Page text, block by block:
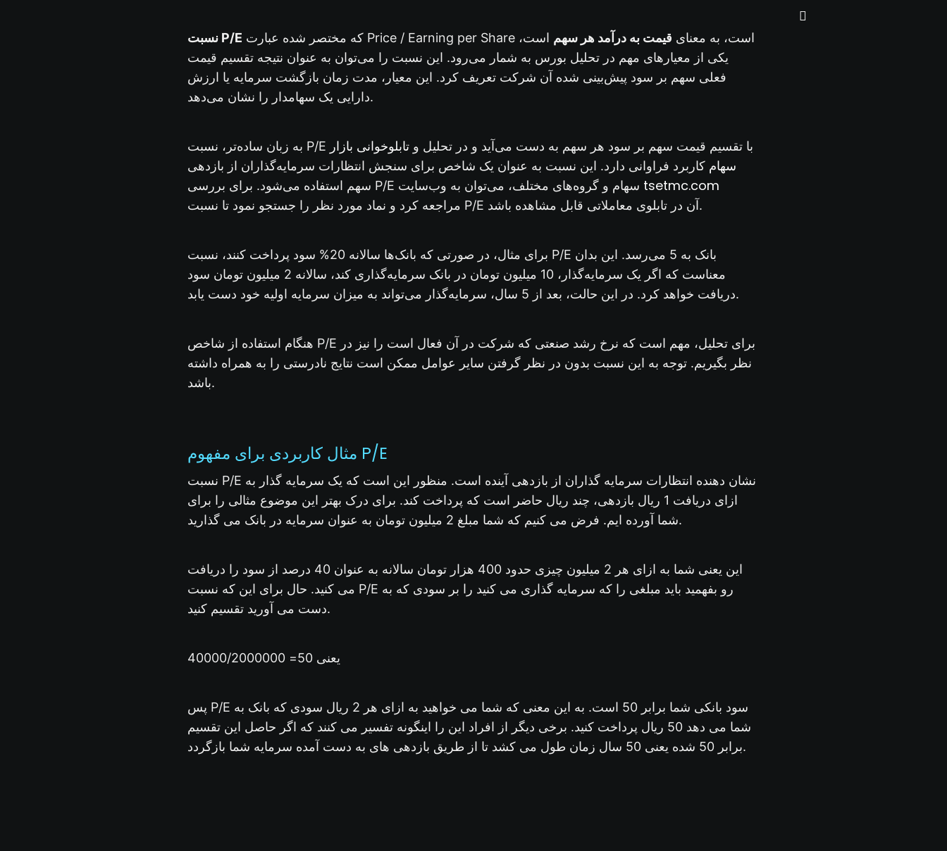
نسبت P/E که مختصر شده عبارت Price / Earning per Share است، به معنای قیمت به درآمد هر سهم است،
یکی از معیارهای مهم در تحلیل بورس به شمار می‌رود. این نسبت را می‌توان به عنوان نتیجه تقسیم قیمت
فعلی سهم بر سود پیش‌بینی شده آن شرکت تعریف کرد. این معیار، مدت زمان بازگشت سرمایه یا ارزش
دارایی یک سهامدار را نشان می‌دهد.
به زبان ساده‌تر، نسبت P/E با تقسیم قیمت سهم بر سود هر سهم به دست می‌آید و در تحلیل و تابلوخوانی بازار
سهام کاربرد فراوانی دارد. این نسبت به عنوان یک شاخص برای سنجش انتظارات سرمایه‌گذاران از بازدهی
سهم استفاده می‌شود. برای بررسی P/E سهام و گروه‌های مختلف، می‌توان به وب‌سایت tsetmc.com
مراجعه کرد و نماد مورد نظر را جستجو نمود تا نسبت P/E آن در تابلوی معاملاتی قابل مشاهده باشد.
برای مثال، در صورتی که بانک‌ها سالانه 20% سود پرداخت کنند، نسبت P/E بانک به 5 می‌رسد. این بدان
معناست که اگر یک سرمایه‌گذار، 10 میلیون تومان در بانک سرمایه‌گذاری کند، سالانه 2 میلیون تومان سود
دریافت خواهد کرد. در این حالت، بعد از 5 سال، سرمایه‌گذار می‌تواند به میزان سرمایه اولیه خود دست یابد.
هنگام استفاده از شاخص P/E برای تحلیل، مهم است که نرخ رشد صنعتی که شرکت در آن فعال است را نیز در
نظر بگیریم. توجه به این نسبت بدون در نظر گرفتن سایر عوامل ممکن است نتایج نادرستی را به همراه داشته
باشد.
مثال کاربردی برای مفهوم P/E
نسبت P/E نشان دهنده انتظارات سرمایه گذاران از بازدهی آینده است. منظور این است که یک سرمایه گذار به
ازای دریافت 1 ریال بازدهی، چند ریال حاضر است که پرداخت کند. برای درک بهتر این موضوع مثالی را برای
شما آورده ایم. فرض می کنیم که شما مبلغ 2 میلیون تومان به عنوان سرمایه در بانک می گذارید.
این یعنی شما به ازای هر 2 میلیون چیزی حدود 400 هزار تومان سالانه به عنوان 40 درصد از سود را دریافت
می کنید. حال برای این که نسبت P/E رو بفهمید باید مبلغی را که سرمایه گذاری می کنید را بر سودی که به
دست می آورید تقسیم کنید.
یعنی 50= 40000/2000000
پس P/E سود بانکی شما برابر 50 است. به این معنی که شما می خواهید به ازای هر 2 ریال سودی که بانک به
شما می دهد 50 ریال پرداخت کنید. برخی دیگر از افراد این را اینگونه تفسیر می کنند که اگر حاصل این تقسیم
برابر 50 شده یعنی 50 سال زمان طول می کشد تا از طریق بازدهی های به دست آمده سرمایه شما بازگردد.